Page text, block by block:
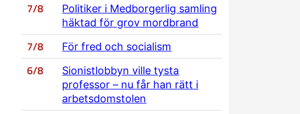
7/8
Politiker i Medborgerlig samling
häktad för grov mordbrand
7/8 För fred och socialism
6/8
Sionistlobbyn ville tysta
professor – nu får han rätt i
arbetsdomstolen